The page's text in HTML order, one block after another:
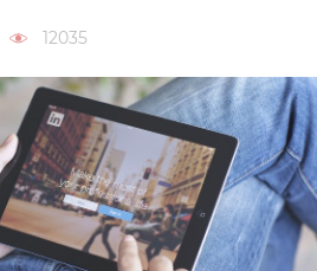
12035